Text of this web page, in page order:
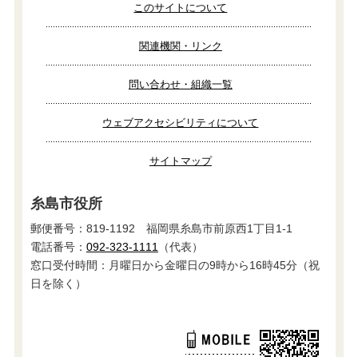
このサイトについて
関連機関・リンク
問い合わせ・組織一覧
ウェブアクセシビリティについて
サイトマップ
糸島市役所
郵便番号：819-1192 福岡県糸島市前原西1丁目1-1
電話番号： 092-323-1111
（代表）
窓口受付時間：月曜日から金曜日の9時から16時45分（祝
日を除く）